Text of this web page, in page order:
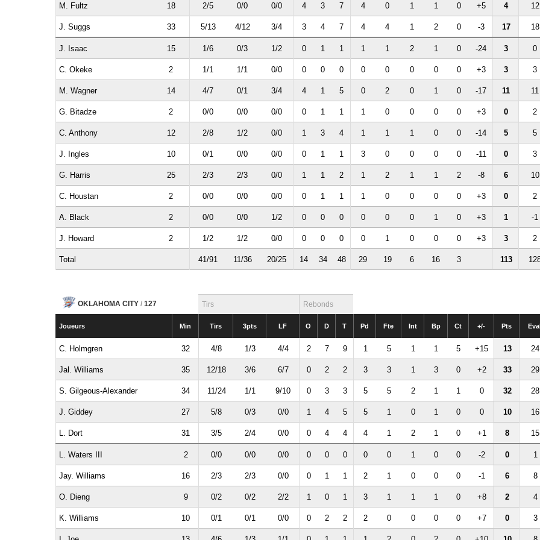
M. Fultz 18 2/5 0/0 0/0 4 3 7 4 0 1 1 0 +5 4 12
J. Suggs 33 5/13 4/12 3/4 3 4 7 4 4 1 2 0 -3 17 18
J. Isaac 15 1/6 0/3 1/2 0 1 1 1 1 2 1 0 -24 3 0
C. Okeke 2 1/1 1/1 0/0 0 0 0 0 0 0 0 0 +3 3 3
M. Wagner 14 4/7 0/1 3/4 4 1 5 0 2 0 1 0 -17 11 11
G. Bitadze 2 0/0 0/0 0/0 0 1 1 1 0 0 0 0 +3 0 2
C. Anthony 12 2/8 1/2 0/0 1 3 4 1 1 1 0 0 -14 5 5
J. Ingles 10 0/1 0/0 0/0 0 1 1 3 0 0 0 0 -11 0 3
G. Harris 25 2/3 2/3 0/0 1 1 2 1 2 1 1 2 -8 6 10
C. Houstan 2 0/0 0/0 0/0 0 1 1 1 0 0 0 0 +3 0 2
A. Black 2 0/0 0/0 1/2 0 0 0 0 0 0 1 0 +3 1 -1
J. Howard 2 1/2 1/2 0/0 0 0 0 0 1 0 0 0 +3 3 2
Total 41/91 11/36 20/25 14 34 48 29 19 6 16 3 113
OKLAHOMA CITY / 127 Tirs Rebonds
Joueurs Min Tirs 3pts LF O D T Pd Fte Int Bp Ct +/- Pts
C. Holmgren 32 4/8 1/3 4/4 2 7 9 1 5 1 1 5 +15 13 24
Jal. Williams 35 12/18 3/6 6/7 0 2 2 3 3 1 3 0 +2 33 29
S. Gilgeous-Alexander 34 11/24 1/1 9/10 0 3 3 5 5 2 1 1 0 32 28
J. Giddey 27 5/8 0/3 0/0 1 4 5 5 1 0 1 0 0 10 16
L. Dort 31 3/5 2/4 0/0 0 4 4 4 1 2 1 0 +1 8 15
L. Waters III 2 0/0 0/0 0/0 0 0 0 0 0 1 0 0 -2 0 1
Jay. Williams 16 2/3 2/3 0/0 0 1 1 2 1 0 0 0 -1 6 8
O. Dieng 9 0/2 0/2 2/2 1 0 1 3 1 1 1 0 +8 2 4
K. Williams 10 0/1 0/1 0/0 0 2 2 2 0 0 0 0 +7 0 3